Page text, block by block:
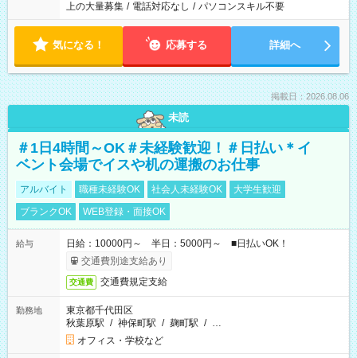
上の大量募集 / 電話対応なし / パソコンスキル不要
気になる！ 応募する 詳細へ
掲載日：2026.08.06
未読
＃1日4時間～OK＃未経験歓迎！＃日払い＊イ
ベント会場でイスや机の運搬のお仕事
アルバイト 職種未経験OK 社会人未経験OK
大学生歓迎
ブランクOK
WEB登録・面接OK
給与
日給：10000円～ 半日：5000円～ ■日払いOK！
交通費別途支給あり
交通費 交通費規定支給
勤務地
東京都千代田区
秋葉原駅 / 神保町駅 / 麹町駅 / …
オフィス・学校など